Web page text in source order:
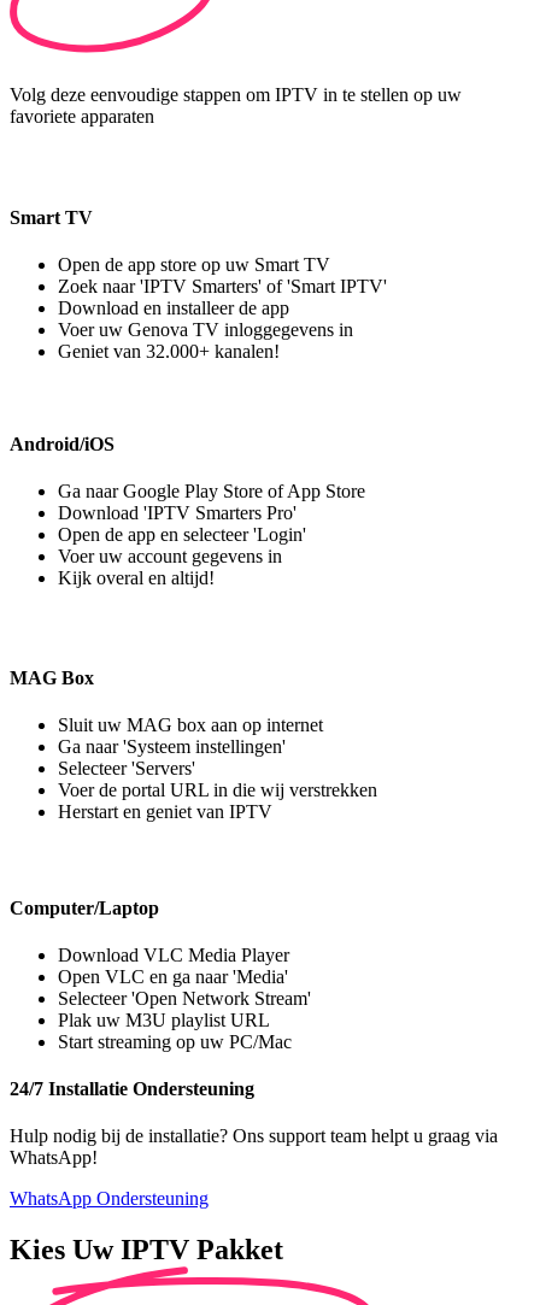
Volg deze eenvoudige stappen om IPTV in te stellen op uw
favoriete apparaten
Smart TV
Open de app store op uw Smart TV
Zoek naar 'IPTV Smarters' of 'Smart IPTV'
Download en installeer de app
Voer uw Genova TV inloggegevens in
Geniet van 32.000+ kanalen!
Android/iOS
Ga naar Google Play Store of App Store
Download 'IPTV Smarters Pro'
Open de app en selecteer 'Login'
Voer uw account gegevens in
Kijk overal en altijd!
MAG Box
Sluit uw MAG box aan op internet
Ga naar 'Systeem instellingen'
Selecteer 'Servers'
Voer de portal URL in die wij verstrekken
Herstart en geniet van IPTV
Computer/Laptop
Download VLC Media Player
Open VLC en ga naar 'Media'
Selecteer 'Open Network Stream'
Plak uw M3U playlist URL
Start streaming op uw PC/Mac
24/7 Installatie Ondersteuning
Hulp nodig bij de installatie? Ons support team helpt u graag via
WhatsApp!
WhatsApp Ondersteuning
Kies Uw IPTV Pakket